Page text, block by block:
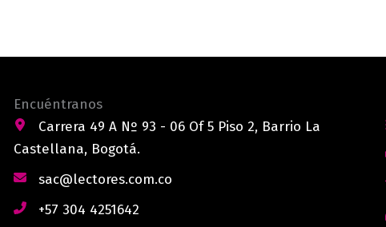
Encuéntranos
Carrera 49 A Nº 93 - 06 Of 5 Piso 2, Barrio La
Castellana, Bogotá.
sac@lectores.com.co
+57 304 4251642